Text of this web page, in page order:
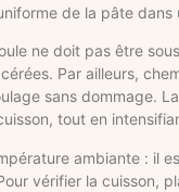
de la pâte
ne doit pas être
Par ailleurs,
sans dommage.
tout en
ambiante : il
vérifier la cuisson,